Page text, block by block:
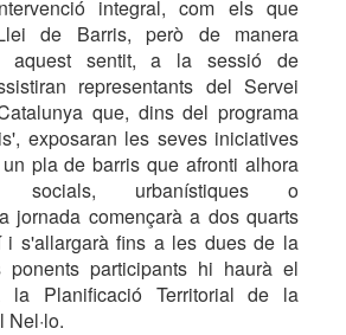
integral, com els que
de Barris, però de manera
aquest sentit, a la sessió de
representants del Servei
que, dins del programa
exposaran les seves iniciatives
pla de barris que afronti alhora
socials, urbanístiques o
jornada començarà a dos quarts
i s'allargarà fins a les dues de la
ponents participants hi haurà el
la Planificació Territorial de la
Nel·lo.